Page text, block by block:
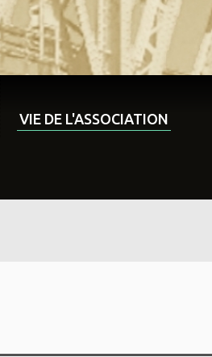
VIE DE L'ASSOCIATION